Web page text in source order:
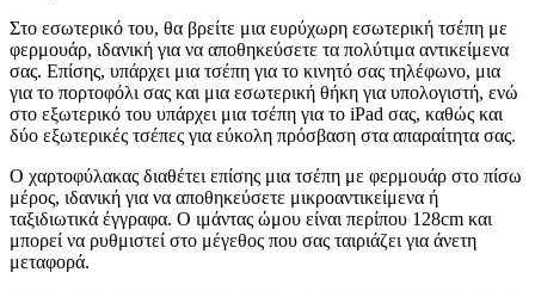
Στο εσωτερικό του, θα βρείτε μια ευρύχωρη εσωτερική τσέπη με
φερμουάρ, ιδανική για να αποθηκεύσετε τα πολύτιμα αντικείμενα
σας. Επίσης, υπάρχει μια τσέπη για το κινητό σας τηλέφωνο, μια
για το πορτοφόλι σας και μια εσωτερική θήκη για υπολογιστή, ενώ
στο εξωτερικό του υπάρχει μια τσέπη για το iPad σας, καθώς και
δύο εξωτερικές τσέπες για εύκολη πρόσβαση στα απαραίτητα σας.
Ο χαρτοφύλακας διαθέτει επίσης μια τσέπη με φερμουάρ στο πίσω
μέρος, ιδανική για να αποθηκεύσετε μικροαντικείμενα ή
ταξιδιωτικά έγγραφα. Ο ιμάντας ώμου είναι περίπου 128cm και
μπορεί να ρυθμιστεί στο μέγεθος που σας ταιριάζει για άνετη
μεταφορά.